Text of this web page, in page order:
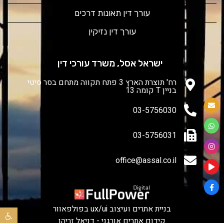
פתח
עורך דין תאונות דרכים
עורך דין נזיקין
ישראל אסל, משרד עורכי דין
רח' תוצרת הארץ 3 פתח תקווה מתחם בסר סיטי
בניין T קומה 13
03-5756030
03-5756031
office@assal.co.il
בניית אתרים ועיצוב ux/ui בפולפאוור